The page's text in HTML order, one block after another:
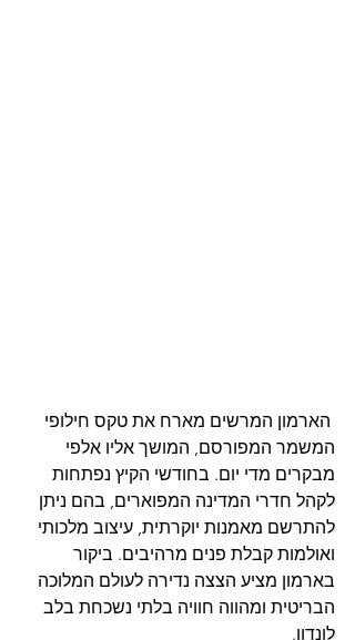
הארמון המרשים מארח את טקס חילופי
המשמר המפורסם, המושך אליו אלפי
מבקרים מדי יום. בחודשי הקיץ נפתחות
לקהל חדרי המדינה המפוארים, בהם ניתן
להתרשם מאמנות יוקרתית, עיצוב מלכותי
ואולמות קבלת פנים מרהיבים. ביקור
בארמון מציע הצצה נדירה לעולם המלוכה
הבריטית ומהווה חוויה בלתי נשכחת בלב
לונדון.